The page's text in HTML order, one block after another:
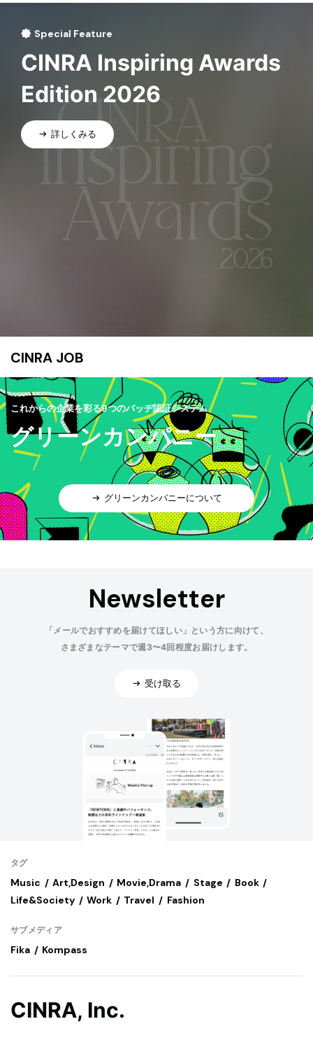
Special Feature
CINRA Inspiring Awards
Edition 2026
詳しくみる
CINRA JOB
これからの企業を彩る9つのバッヂ認証システム
グリーンカンパニー
グリーンカンパニーについて
Newsletter
「メールでおすすめを届けてほしい」という方に向けて、
さまざまなテーマで週3〜4回程度お届けします。
受け取る
タグ
Music Art,Design Movie,Drama Stage
Book
Life&Society
Work Travel Fashion
サブメディア
Fika Kompass
CINRA, Inc.